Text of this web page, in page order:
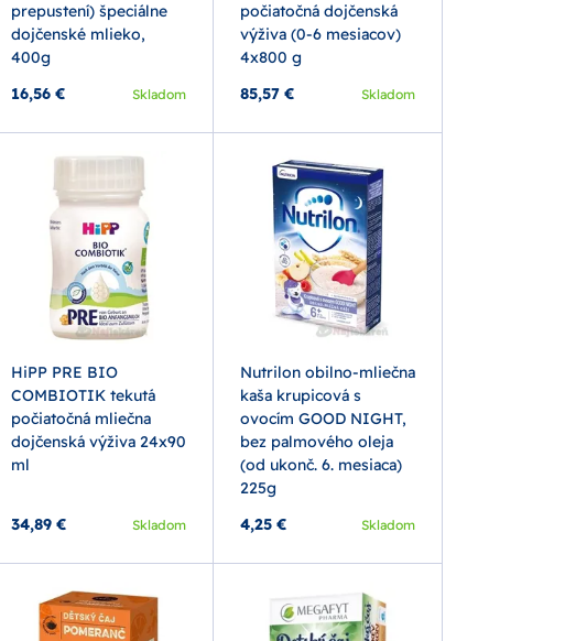
prepustení) špeciálne
dojčenské mlieko,
400g
16,56 €
Skladom
počiatočná dojčenská
výživa (0-6 mesiacov)
4x800 g
85,57 €
Skladom
HiPP PRE BIO
COMBIOTIK tekutá
počiatočná mliečna
dojčenská výživa 24x90
ml
34,89 € Skladom
Nutrilon obilno-mliečna
kaša krupicová s
ovocím GOOD NIGHT,
bez palmového oleja
(od ukonč. 6. mesiaca)
225g
4,25 €
Skladom